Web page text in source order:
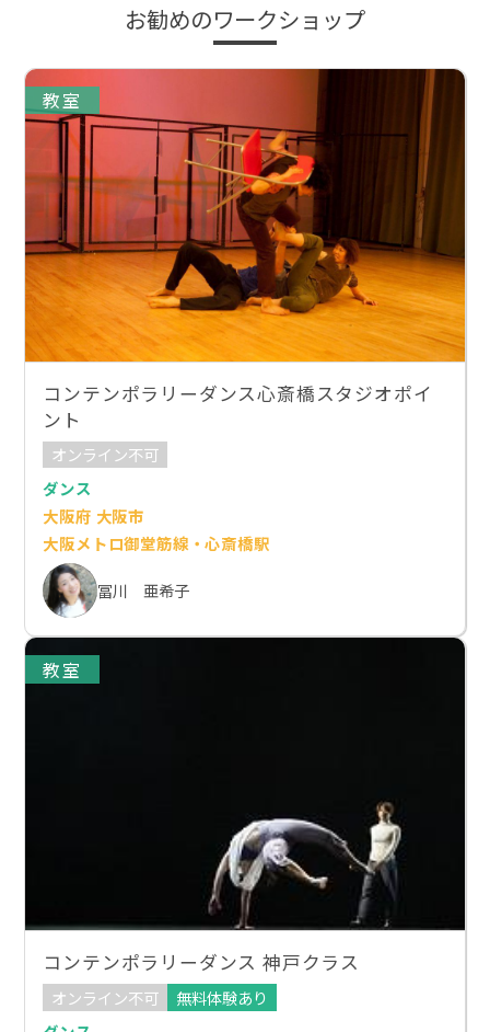
お勧めのワークショップ
教室
コンテンポラリーダンス心斎橋スタジオポイ
ント
オンライン不可
ダンス
大阪府 大阪市
大阪メトロ御堂筋線・心斎橋駅
冨川 亜希子
教室
コンテンポラリーダンス 神戸クラス
オンライン不可
無料体験あり